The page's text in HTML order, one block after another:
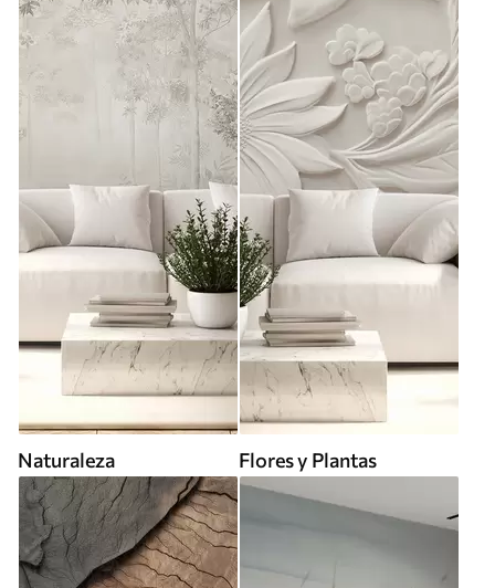
Naturaleza Flores y Plantas